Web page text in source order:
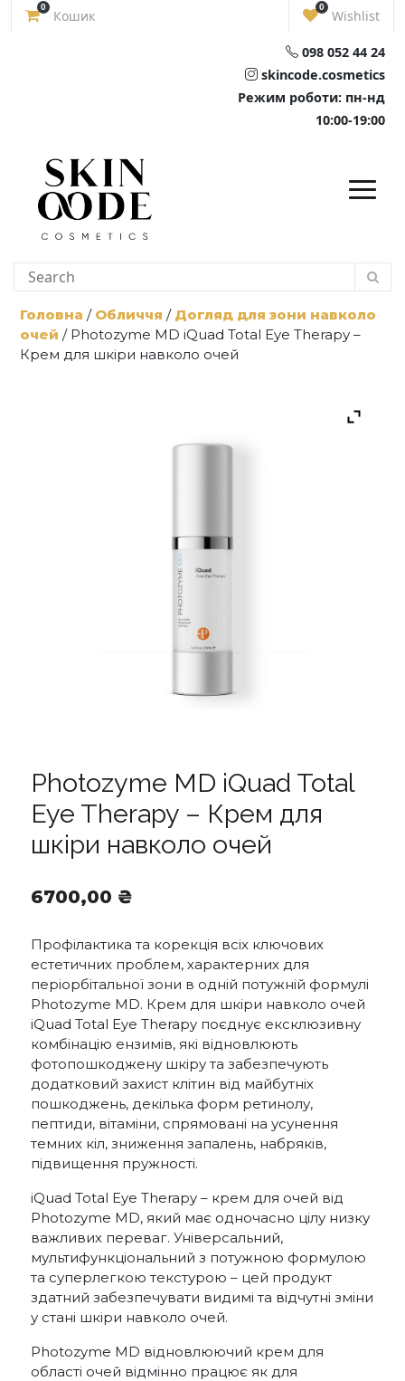
Skip
0
Кошик
0
Wishlist
098 052 44 24
skincode.cosmetics
Режим роботи: пн-нд
10:00-19:00
Головна / Обличчя / Догляд для зони навколо
очей / Photozyme MD iQuad Total Eye Therapy –
Крем для шкіри навколо очей
Photozyme MD iQuad Total
Eye Therapy – Крем для
шкіри навколо очей
6700,00 ₴
Профілактика та корекція всіх ключових
естетичних проблем, характерних для
періорбітальної зони в одній потужній формулі
Photozyme MD. Крем для шкіри навколо очей
iQuad Total Eye Therapy поєднує ексклюзивну
комбінацію ензимів, які відновлюють
фотопошкоджену шкіру та забезпечують
додатковий захист клітин від майбутніх
пошкоджень, декілька форм ретинолу,
пептиди, вітаміни, спрямовані на усунення
темних кіл, зниження запалень, набряків,
підвищення пружності.
iQuad Total Eye Therapy – крем для очей від
Photozyme MD, який має одночасно цілу низку
важливих переваг. Універсальний,
мультифункціональний з потужною формулою
та суперлегкою текстурою – цей продукт
здатний забезпечувати видимі та відчутні зміни
у стані шкіри навколо очей.
Photozyme MD відновлюючий крем для
області очей відмінно працює як для